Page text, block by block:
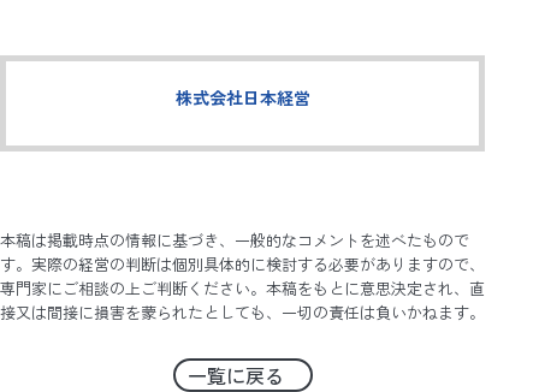
株式会社日本経営
本稿は掲載時点の情報に基づき、一般的なコメントを述べたもので
す。実際の経営の判断は個別具体的に検討する必要がありますので、
専門家にご相談の上ご判断ください。本稿をもとに意思決定され、直
接又は間接に損害を蒙られたとしても、一切の責任は負いかねます。
一覧に戻る